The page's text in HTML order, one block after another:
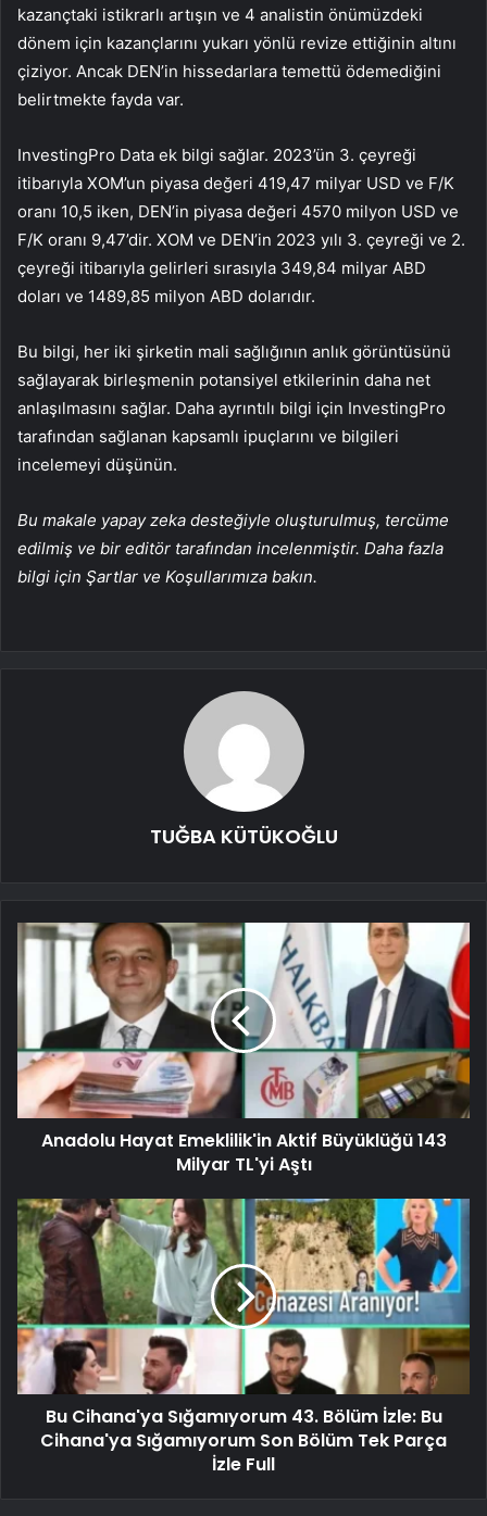
kazançtaki istikrarlı artışın ve 4 analistin önümüzdeki
dönem için kazançlarını yukarı yönlü revize ettiğinin altını
çiziyor. Ancak DEN’in hissedarlara temettü ödemediğini
belirtmekte fayda var.
InvestingPro Data ek bilgi sağlar. 2023’ün 3. çeyreği
itibarıyla XOM’un piyasa değeri 419,47 milyar USD ve F/K
oranı 10,5 iken, DEN’in piyasa değeri 4570 milyon USD ve
F/K oranı 9,47’dir. XOM ve DEN’in 2023 yılı 3. çeyreği ve 2.
çeyreği itibarıyla gelirleri sırasıyla 349,84 milyar ABD
doları ve 1489,85 milyon ABD dolarıdır.
Bu bilgi, her iki şirketin mali sağlığının anlık görüntüsünü
sağlayarak birleşmenin potansiyel etkilerinin daha net
anlaşılmasını sağlar. Daha ayrıntılı bilgi için InvestingPro
tarafından sağlanan kapsamlı ipuçlarını ve bilgileri
incelemeyi düşünün.
Bu makale yapay zeka desteğiyle oluşturulmuş, tercüme
edilmiş ve bir editör tarafından incelenmiştir. Daha fazla
bilgi için Şartlar ve Koşullarımıza bakın.
TUĞBA KÜTÜKOĞLU
Anadolu Hayat Emeklilik'in Aktif Büyüklüğü 143
Milyar TL'yi Aştı
Bu Cihana'ya Sığamıyorum 43. Bölüm İzle: Bu
Cihana'ya Sığamıyorum Son Bölüm Tek Parça
İzle Full